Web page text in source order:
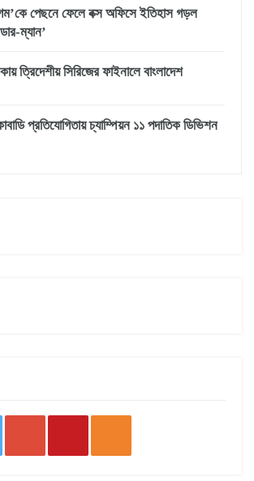
পেছনে ফেলে বক্স অফিসে ইতিহাস গড়ল
ম্যান’
ত্রিদেশীয় সিরিজের ফাইনালে বাংলাদেশ
প্রতিযোগিতায় চ্যাম্পিয়ন ১১ পদাতিক ডিভিশন